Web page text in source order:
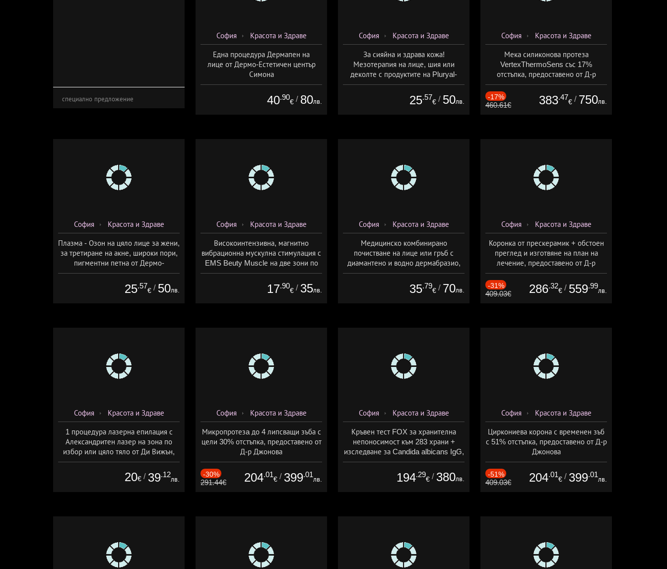
специално предложение
София Красота и Здраве
Една процедура Дермапен на
лице от Дермо-Естетичен център
Симона
40.90
€ / 80лв.
София Красота и Здраве
За сияйна и здрава кожа!
Мезотерапия на лице, шия или
деколте с продуктите на Pluryal-
mesoline/Refresh/ от Дермо-
Естетичен център Симона
25.57
€ / 50лв.
София Красота и Здраве
Мека силиконова протеза
VertexThermoSens със 17%
отстъпка, предоставено от Д-р
Джонова
-17%
460.61€ 383.47
€ / 750лв.
София Красота и Здраве
Плазма - Озон на цяло лице за жени,
за третиране на акне, широки пори,
пигментни петна от Дермо-
Естетичен център Симона
25.57
€ / 50лв.
София Красота и Здраве
Високоинтензивна, магнитно
вибрационна мускулна стимулация с
EMS Beuty Musclе на две зони по
избор за един човек от Дермо-
Естетичен център Симона
17.90
€ / 35лв.
София Красота и Здраве
Медицинско комбинирано
почистване на лице или гръб с
диамантено и водно дермабразио,
плюс биохимичен пилинг от Дермо-
Естетичен център Симона
35.79
€ / 70лв.
София Красота и Здраве
Коронка от прескерамик + обстоен
преглед и изготвяне на план на
лечение, предоставено от Д-р
Джонова
-31%
409.03€ 286.32
€ / 559.99
лв.
София Красота и Здраве
1 процедура лазерна епилация с
Александритен лазер на зона по
избор или цяло тяло от Ди Вижън,
София
20€ / 39.12
лв.
София Красота и Здраве
Микропротезa до 4 липсващи зъба с
цели 30% отстъпка, предоставено от
Д-р Джонова
-30%
291.44€ 204.01
€ / 399.01
лв.
София Красота и Здраве
Кръвен тест FOX за хранителна
непоносимост към 283 храни +
изследване за Candida albicans IgG,
предоставено от СМДЛ Кандиларов
194.29
€ / 380лв.
София Красота и Здраве
Циркониева корона с временен зъб
с 51% отстъпка, предоставено от Д-р
Джонова
-51%
409.03€ 204.01
€ / 399.01
лв.